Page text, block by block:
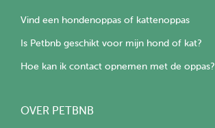
Vind een hondenoppas of kattenoppas
Is Petbnb geschikt voor mijn hond of kat?
Hoe kan ik contact opnemen met de oppas?
OVER PETBNB